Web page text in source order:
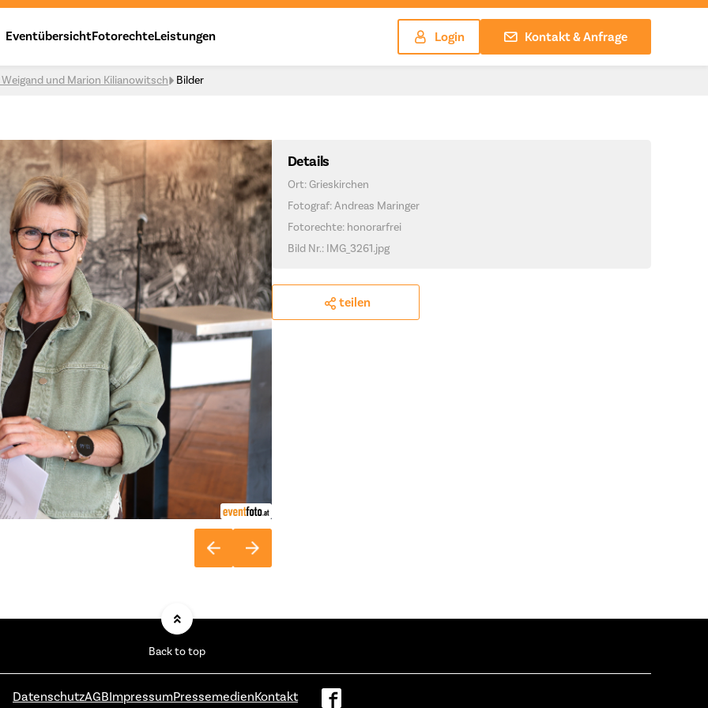
EventübersichtFotorechteLeistungen Login Kontakt & Anfrage
und Marion Kilianowitsch Bilder
Details
Ort: Grieskirchen
Fotograf: Andreas Maringer
Fotorechte: honorarfrei
Bild Nr.: IMG_3261.jpg
teilen
Back to top
DatenschutzAGBImpressumPressemedienKontakt